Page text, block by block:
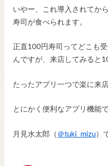
いやー、これ導入されてか
寿司が食べられます。
正直100円寿司ってどこも
んですが、来店してみると
たったアプリ一つで楽に来
とにかく便利なアプリ機能
月見水太郎（ ＠tuki_mizu）